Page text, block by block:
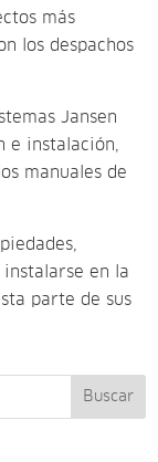
más
los despachos
Jansen
e instalación,
manuales de
instalarse en la
parte de sus
Buscar